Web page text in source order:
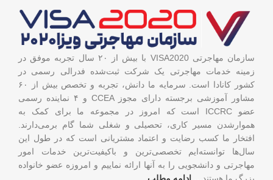
سازمان مهاجرتی VISA2020 با بیش از ۲۰ سال تجربه موفق در
زمینه خدمات مهاجرتی یک شرکت ثبت‌شده فدرالی رسمی در
کشور کانادا است. سرمایه ما دانش، تجربه و تخصص بیش از ۶۰
مشاور آموزشی برجسته دارای مجوز CCEA و ۴ نماینده رسمی
عضو ICCRC است که امروز در مجموعه ما برای کمک به
هموارشدن مسیر کاری، تحصیلی و شغلی شما گام برمی‌دارند.
افتخار ما کسب رضایت و اعتماد مشتریانی است که در طول این
سال‌ها توانسته‌ایم تخصصی‌ترین و باکیفیت‌ترین خدمات امور
مهاجرتی و دانشجویی را به آنها ارائه نماییم و امروزه عضو خانواده
بزرگ ما هستند…
ادامه مطلب